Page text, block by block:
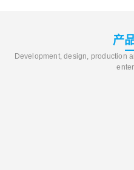
产
Development, design, production